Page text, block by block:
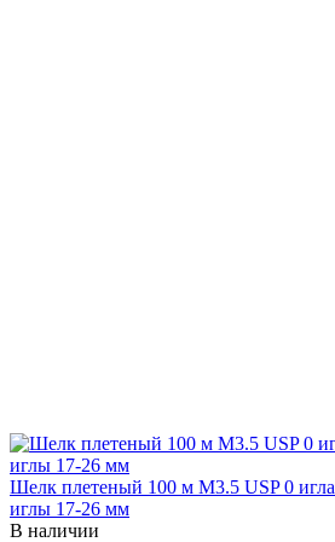
Шелк плетеный 100 м М3.5 USP 0
иглы 17-26 мм
В наличии